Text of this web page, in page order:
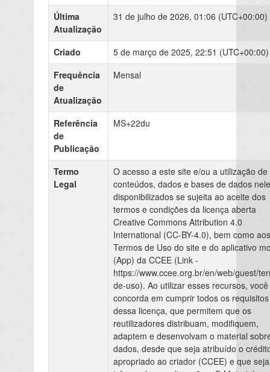
Última
Atualização
31 de julho de 2026, 01:06 (UTC+00:00)
Criado
5 de março de 2025, 22:51 (UTC+00:00)
Frequência
de
Atualização
Mensal
Referência
de
Publicação
MS+22du
Termo
Legal
O acesso a este site e/ou a utilização de
conteúdos, dados e bases de dados nele
disponibilizados se sujeita ao aceite dos
termos e condições da licença aberta
Creative Commons Attribution 4.0
International (CC-BY-4.0), bem como aos
Termos de Uso do site e do aplicativo
(App) da CCEE (Link -
https://www.ccee.org.br/en/web/guest/
de-uso). Ao utilizar esses recursos, você
concorda em cumprir todos os requisitos
dessa licença, que permitem que os
reutilizadores distribuam, modifiquem,
adaptem e desenvolvam o material
dados, desde que seja atribuído o
apropriado ao criador (CCEE) e que